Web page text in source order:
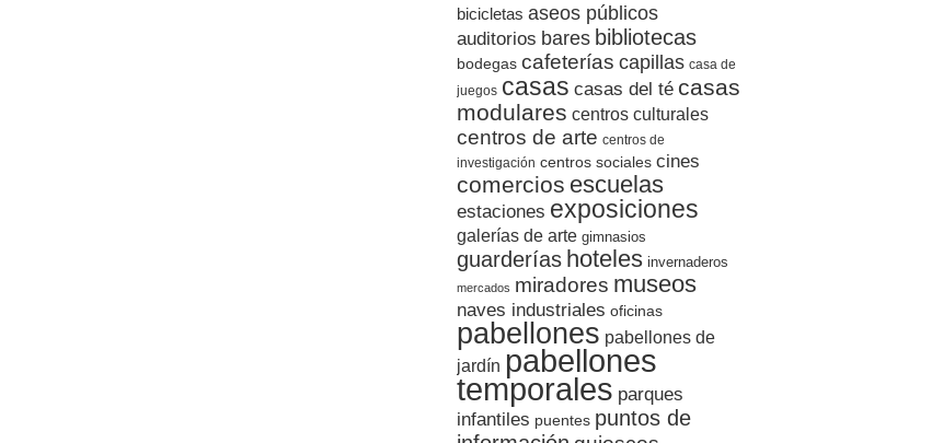
bicicletas aseos públicos
auditorios bares bibliotecas
bodegas cafeterías capillas casa de
juegos casas casas del té casas
modulares centros culturales
centros de arte centros de
investigación centros sociales cines
comercios escuelas
estaciones exposiciones
galerías de arte gimnasios
guarderías hoteles invernaderos
mercados miradores museos
naves industriales oficinas
pabellones pabellones de
jardín pabellones
temporales parques
infantiles puentes puntos de